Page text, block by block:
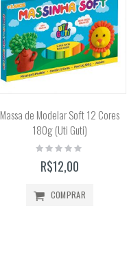
Massa de Modelar Soft 12 Cores
180g (Uti Guti)
Rating:
0%
R$12,00
COMPRAR